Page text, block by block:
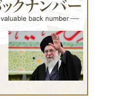
ホルムズ海峡危機で加速したエ
ネルギー転換が「中国依存」に
行き着くリスク